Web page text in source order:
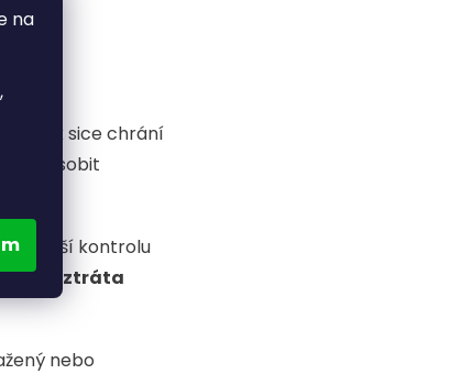
na
Pak sice chrání
působit
a horší kontrolu
ale ztráta
nebo